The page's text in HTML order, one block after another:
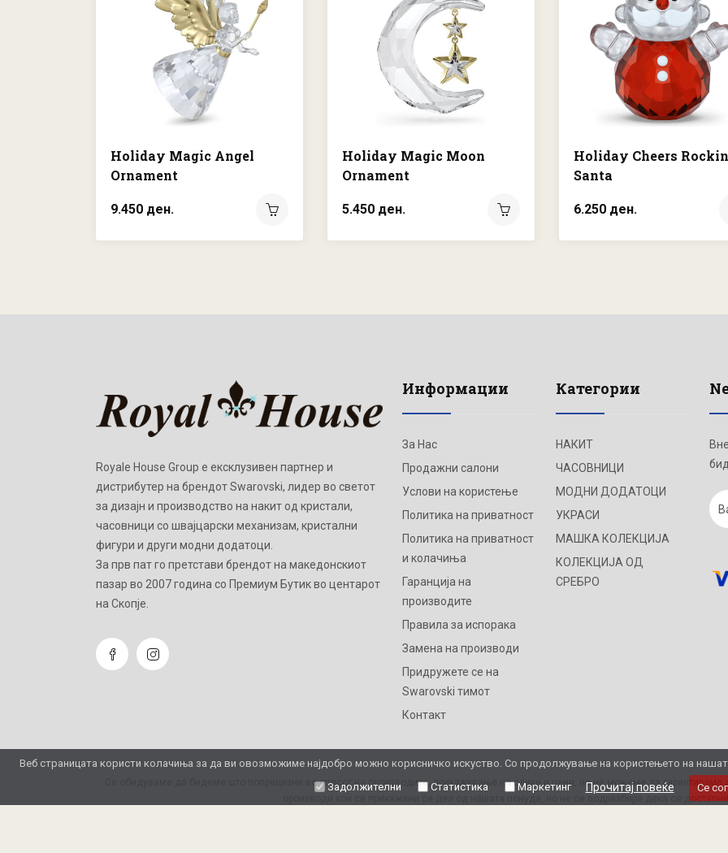
Holiday Magic Angel
Ornament
9.450 ден.
Holiday Magic Moon
Ornament
5.450 ден.
Holiday Cheers
Santa
6.250 ден.
Веб страницата користи колачиња за да ви овозможиме најдобро можно корисничко искуство. Со продолжување на користењето на
Задолжителни
Статистика Маркетинг Прочитај повеќе Се
Royale House Group е ексклузивен партнер и
дистрибутер на брендот Swarovski, лидер во светот
за дизајн и производство на накит од кристали,
часовници со швајцарски механизам, кристални
фигури и други модни додатоци.
Зa прв пат го претстави брендот на македонскиот
пазар во 2007 година со Премиум Бутик во центарот
на Скопје.
Информации
За Нас
Продажни салони
Услови на користење
Политика на приватност
Политика на приватност
и колачиња
Гаранција на
производите
Правила за испорака
Замена на производи
Придружете се на
Swarovski тимот
Контакт
Категории
НАКИТ
ЧАСОВНИЦИ
МОДНИ ДОДАТОЦИ
УКРАСИ
МАШКА КОЛЕКЦИЈА
КОЛЕКЦИЈА ОД
СРЕБРО
Се обидуваме да бидеме што попрецизни во описот на производите, прикажување на слики и цени, но не можеме да
производи кои се прикажани се дел од нашата понуда, но не се подразбира дека се